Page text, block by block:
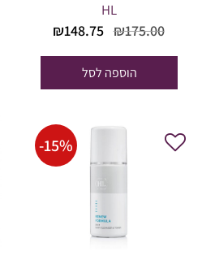
HL
₪175.00
המחיר
היה:
₪175.00.
₪148.75
הוספה לסל
-15%